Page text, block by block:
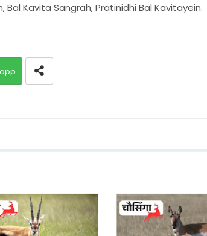
Bal Kavita Sangrah, Pratinidhi Bal Kavitayein.